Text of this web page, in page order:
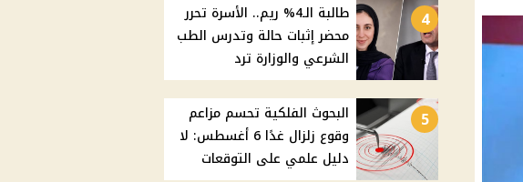
4
طالبة الـ4% ريم.. الأسرة تحرر
محضر إثبات حالة وتدرس الطب
الشرعي والوزارة ترد
5
البحوث الفلكية تحسم مزاعم
وقوع زلزال غدًا 6 أغسطس: لا
دليل علمي على التوقعات